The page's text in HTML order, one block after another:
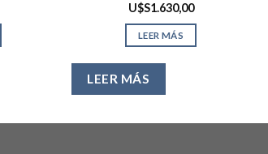
U$S1.630,00
LEER MÁS
LEER MÁS